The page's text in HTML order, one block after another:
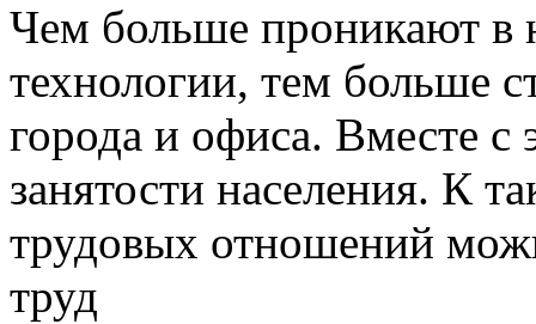
Чем больше проникают в
технологии, тем больше
города и офиса. Вместе
занятости населения. К
трудовых отношений
труд